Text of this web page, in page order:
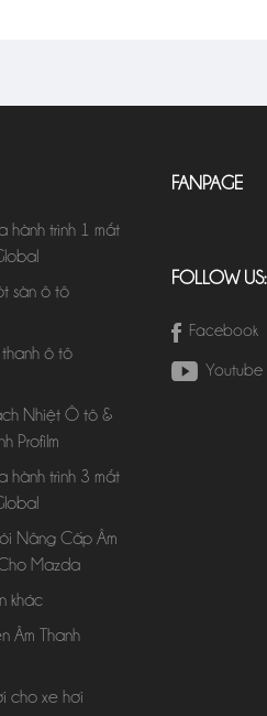
hành trình 1 mắt
sàn ô tô
ô tô
Nhiệt Ô tô &
Profilm
hành trình 3 mắt
Nâng Cấp Âm
Mazda
khác
Âm Thanh
cho xe hơi
FANPAGE
FOLLOW US:
Facebook
Youtube